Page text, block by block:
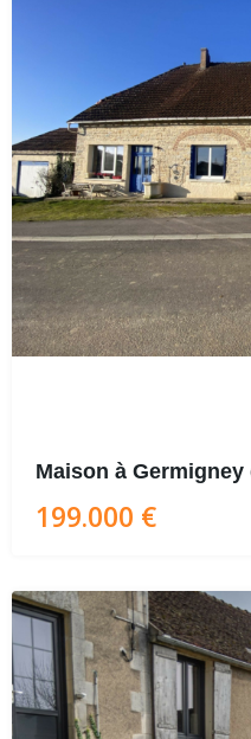
199.000 €